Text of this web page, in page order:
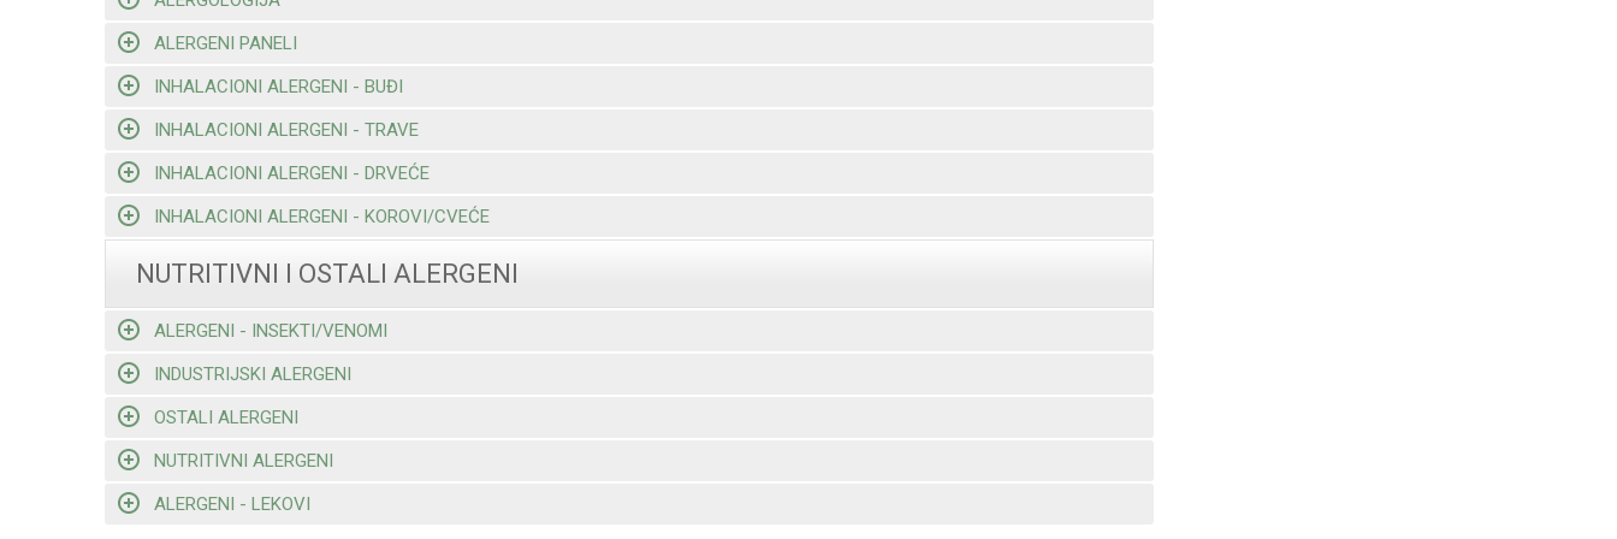
ALERGENI PANELI
INHALACIONI ALERGENI - BUĐI
INHALACIONI ALERGENI - TRAVE
INHALACIONI ALERGENI - DRVEĆE
INHALACIONI ALERGENI - KOROVI/CVEĆE
NUTRITIVNI I OSTALI ALERGENI
ALERGENI - INSEKTI/VENOMI
INDUSTRIJSKI ALERGENI
OSTALI ALERGENI
NUTRITIVNI ALERGENI
ALERGENI - LEKOVI